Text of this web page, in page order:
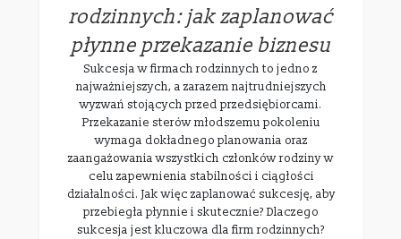
rodzinnych: jak zaplanować
płynne przekazanie biznesu
Sukcesja w firmach rodzinnych to jedno z
najważniejszych, a zarazem najtrudniejszych
wyzwań stojących przed przedsiębiorcami.
Przekazanie sterów młodszemu pokoleniu
wymaga dokładnego planowania oraz
zaangażowania wszystkich członków rodziny w
celu zapewnienia stabilności i ciągłości
działalności. Jak więc zaplanować sukcesję, aby
przebiegła płynnie i skutecznie? Dlaczego
sukcesja jest kluczowa dla firm rodzinnych?